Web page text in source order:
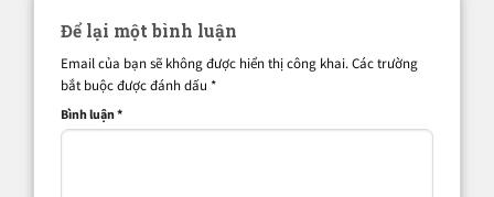
Để lại một bình luận
Email của bạn sẽ không được hiển thị công khai.Các trường
bắt buộc được đánh dấu *
Bình luận*